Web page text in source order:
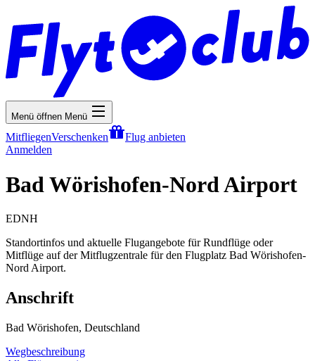
Menü öffnen Menü
MitfliegenVerschenken
Flug anbieten
Anmelden
Bad Wörishofen-Nord Airport
EDNH
Standortinfos und aktuelle Flugangebote für Rundflüge oder
Mitflüge auf der Mitflugzentrale für den Flugplatz Bad Wörishofen-
Nord Airport.
Anschrift
Bad Wörishofen, Deutschland
Wegbeschreibung